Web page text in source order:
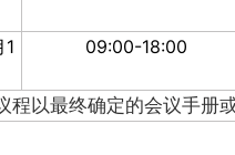
09:00-18:00
程以最终确定的会议手册